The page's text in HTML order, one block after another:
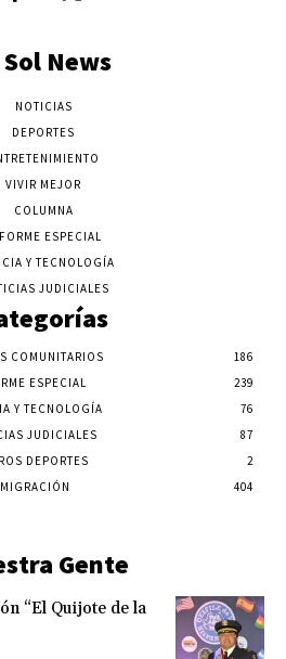
Sol News
NOTICIAS
DEPORTES
VIVIR MEJOR
COLUMNA
ESPECIAL
Y TECNOLOGÍA
JUDICIALES
COMUNITARIOS
186
ESPECIAL
239
Y TECNOLOGÍA
76
JUDICIALES
87
DEPORTES
2
404
Gente
“El Quijote de la